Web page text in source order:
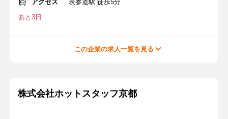
アクセス
表参道駅 徒歩5分
あと3日
この企業の求人一覧を見る
株式会社ホットスタッフ京都